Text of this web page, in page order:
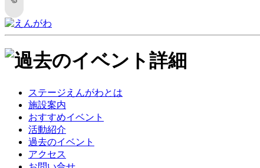
ステージえんがわとは
施設案内
おすすめイベント
活動紹介
過去のイベント
アクセス